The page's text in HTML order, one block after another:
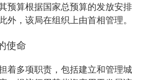
预算根据国家总预算的发放安排
外，该局在组织上由首相管理。
使命
着多项职责，包括建立和管理城